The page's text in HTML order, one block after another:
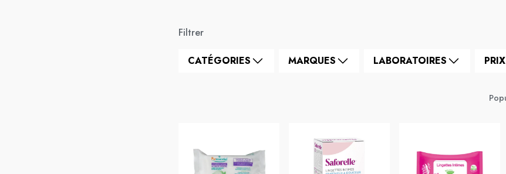
Filtrer
CATÉGORIES MARQUES LABORATOIRES PRIX